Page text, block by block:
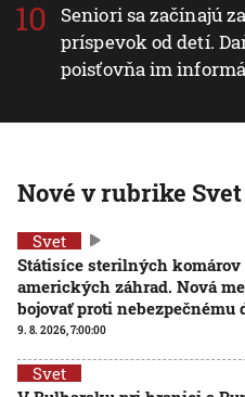
Seniori sa začínajú
príspevok od detí.
poisťovňa im
Nové v rubrike Svet
Svet
Státisíce sterilných komárov
amerických záhrad. Nová
bojovať proti nebezpečnému
9. 8. 2026, 7:00:00
Svet